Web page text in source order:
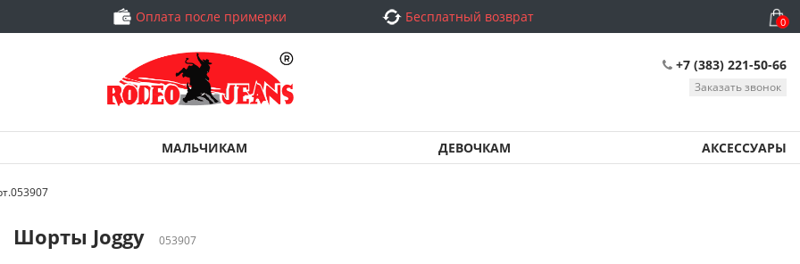
Оплата после примерки Бесплатный возврат 0
+7 (383) 221-50-66
Заказать звонок
МАЛЬЧИКАМ ДЕВОЧКАМ АКСЕССУАРЫ
Шорты Joggy 053907